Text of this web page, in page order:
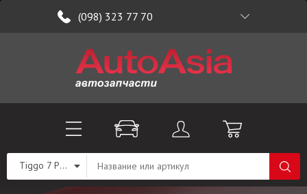
(098) 323 77 70
Tiggo 7 PRO